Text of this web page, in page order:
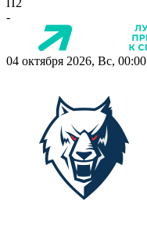
-
04 октября 2026, Вс, 00:00